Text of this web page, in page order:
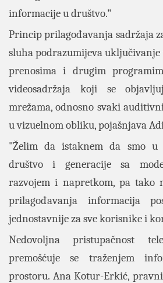
informacije u društvo."
Princip prilagođavanja sadržaja
sluha podrazumijeva
prenosima i drugim
videosadržaja koji se
mrežama, odnosno svaki
u vizuelnom obliku, pojašnjava
"Želim da istaknem da smo u
društvo i generacije sa
razvojem i napretkom, pa tako
prilagođavanja informacija
jednostavnije za sve korisnike i
Nedovoljna pristupačnost
premošćuje se traženjem
prostoru. Ana Kotur-Erkić,